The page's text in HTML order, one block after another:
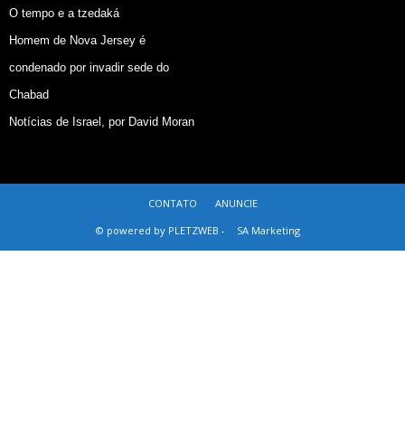
O tempo e a tzedaká
Homem de Nova Jersey é
condenado por invadir sede do
Chabad
Notícias de Israel, por David Moran
CONTATO
ANUNCIE
© powered by PLETZWEB -
SA Marketing